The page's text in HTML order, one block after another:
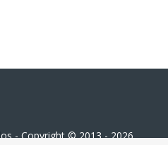
- Copyright © 2013 - 2026